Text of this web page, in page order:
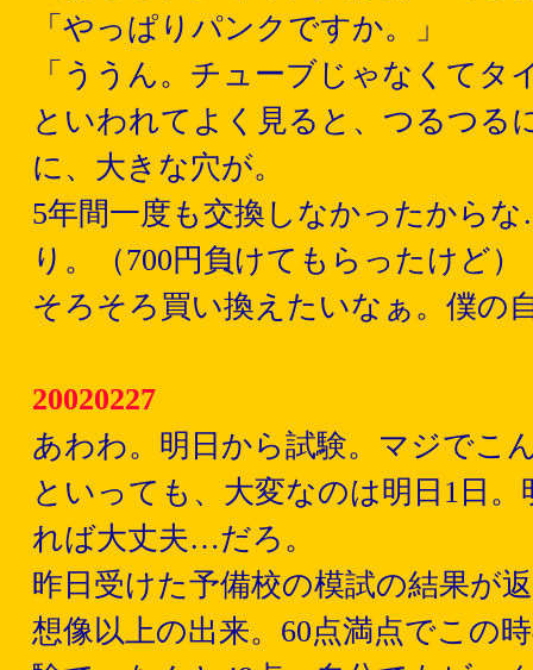
「やっぱりパンクですか。」
「ううん。チューブじゃなくてタ
といわれてよく見ると、つるつる
に、大きな穴が。
5年間一度も交換しなかったから
り。（700円負けてもらったけど）
そろそろ買い換えたいなぁ。僕の
20020227
あわわ。明日から試験。マジでこ
といっても、大変なのは明日1日
れば大丈夫…だろ。
昨日受けた予備校の模試の結果が
想像以上の出来。60点満点でこの